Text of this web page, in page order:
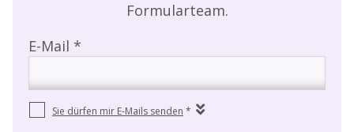
Formularteam.